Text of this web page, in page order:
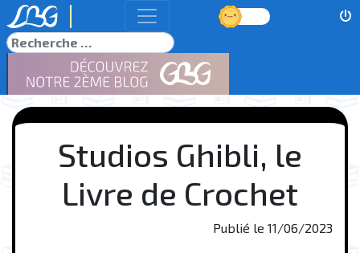
Jour
Rechercher
Studios Ghibli, le
Livre de Crochet
Publié le 11/06/2023